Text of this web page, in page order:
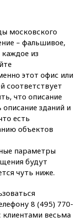
московского
– фальшивое,
из
этот офис или
соответствует
что описание
зданий и
есть
объектов
параметры
будут
чуть ниже.
8 (495) 770-
клиентами весьма